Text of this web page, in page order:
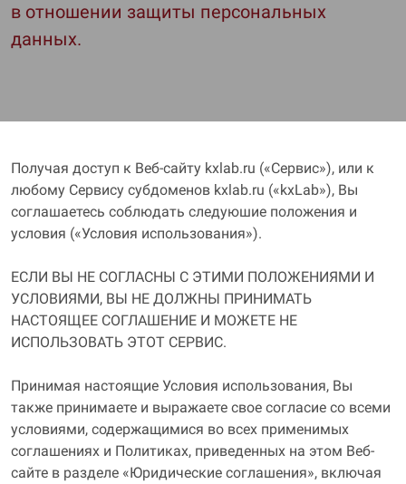
в отношении защиты персональных
данных.
Получая доступ к Веб-сайту kxlab.ru («Сервис»), или к
любому Сервису субдоменов kxlab.ru («kxLab»), Вы
соглашаетесь соблюдать следуюшие положения и
условия («Условия использования»).
ЕСЛИ ВЫ НЕ СОГЛАСНЫ С ЭТИМИ ПОЛОЖЕНИЯМИ И
УСЛОВИЯМИ, ВЫ НЕ ДОЛЖНЫ ПРИНИМАТЬ
НАСТОЯЩЕЕ СОГЛАШЕНИЕ И МОЖЕТЕ НЕ
ИСПОЛЬЗОВАТЬ ЭТОТ СЕРВИС.
Принимая настоящие Условия использования, Вы
также принимаете и выражаете свое согласие со всеми
условиями, содержащимися во всех применимых
соглашениях и Политиках, приведенных на этом Веб-
сайте в разделе «Юридические соглашения», включая